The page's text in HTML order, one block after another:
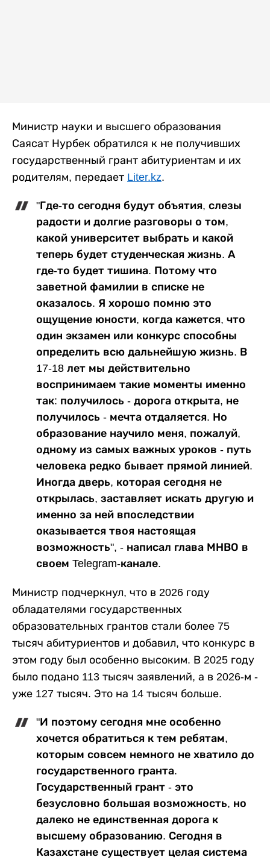
Министр науки и высшего образования
Саясат Нурбек обратился к не получивших
государственный грант абитуриентам и их
родителям, передает Liter.kz.
"Где-то сегодня будут объятия, слезы
радости и долгие разговоры о том,
какой университет выбрать и какой
теперь будет студенческая жизнь. А
где-то будет тишина. Потому что
заветной фамилии в списке не
оказалось. Я хорошо помню это
ощущение юности, когда кажется, что
один экзамен или конкурс способны
определить всю дальнейшую жизнь. В
17-18 лет мы действительно
воспринимаем такие моменты именно
так: получилось - дорога открыта, не
получилось - мечта отдаляется. Но
образование научило меня, пожалуй,
одному из самых важных уроков - путь
человека редко бывает прямой линией.
Иногда дверь, которая сегодня не
открылась, заставляет искать другую и
именно за ней впоследствии
оказывается твоя настоящая
возможность", - написал глава МНВО в
своем Telegram-канале.
Министр подчеркнул, что в 2026 году
обладателями государственных
образовательных грантов стали более 75
тысяч абитуриентов и добавил, что конкурс в
этом году был особенно высоким. В 2025 году
было подано 113 тысяч заявлений, а в 2026-м -
уже 127 тысяч. Это на 14 тысяч больше.
"И поэтому сегодня мне особенно
хочется обратиться к тем ребятам,
которым совсем немного не хватило до
государственного гранта.
Государственный грант - это
безусловно большая возможность, но
далеко не единственная дорога к
высшему образованию. Сегодня в
Казахстане существует целая система